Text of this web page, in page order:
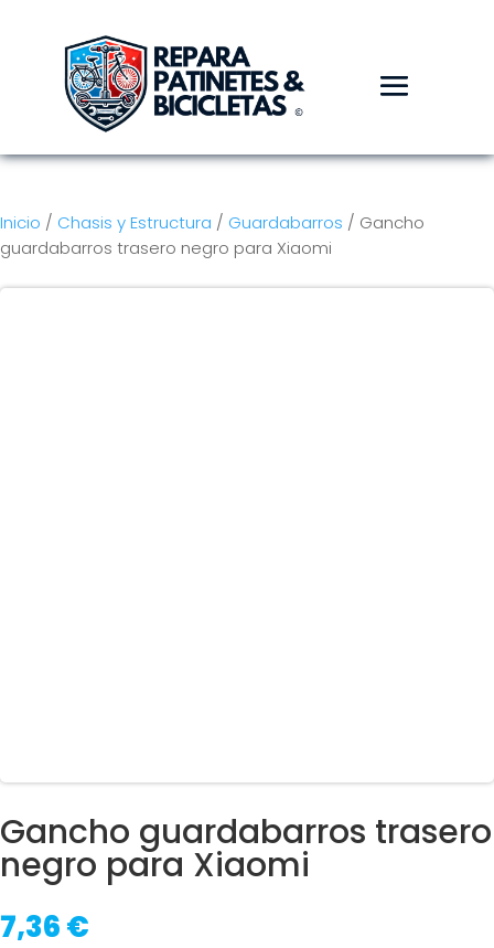
Inicio / Chasis y Estructura / Guardabarros / Gancho
guardabarros trasero negro para Xiaomi
Gancho guardabarros trasero
negro para Xiaomi
7,36€